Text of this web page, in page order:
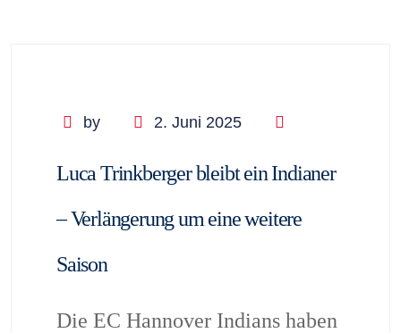
by 2. Juni 2025
Luca Trinkberger bleibt ein Indianer
– Verlängerung um eine weitere
Saison
Die EC Hannover Indians haben